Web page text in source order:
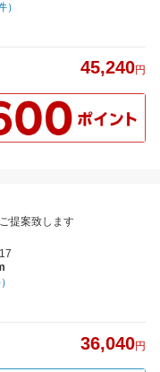
）
45,240円
提案致します
36,040円